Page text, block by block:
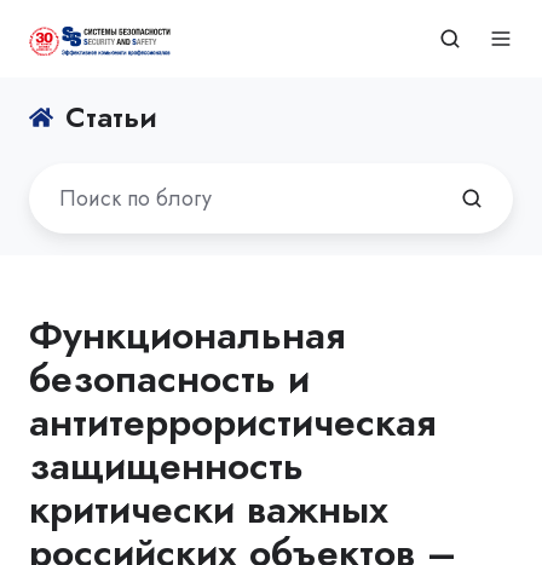
Статьи
Функциональная
безопасность и
антитеррористическая
защищенность
критически важных
российских объектов –